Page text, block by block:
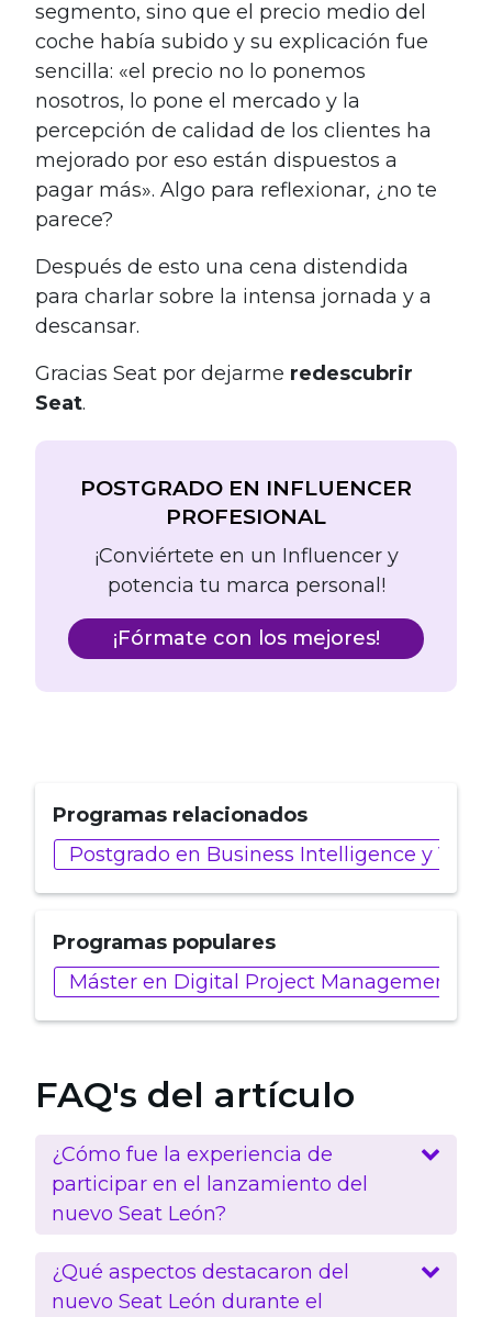
segmento, sino que el precio medio del
coche había subido y su explicación fue
sencilla: «el precio no lo ponemos
nosotros, lo pone el mercado y la
percepción de calidad de los clientes ha
mejorado por eso están dispuestos a
pagar más». Algo para reflexionar, ¿no te
parece?
Después de esto una cena distendida
para charlar sobre la intensa jornada y a
descansar.
Gracias Seat por dejarme redescubrir
Seat.
POSTGRADO EN INFLUENCER
PROFESIONAL
¡Conviértete en un Influencer y
potencia tu marca personal!
¡Fórmate con los mejores!
Programas relacionados
Postgrado en Business Intelligence y
Programas populares
Máster en Digital Project Management
FAQ's del artículo
¿Cómo fue la experiencia de
participar en el lanzamiento del
nuevo Seat León?
¿Qué aspectos destacaron del
nuevo Seat León durante el